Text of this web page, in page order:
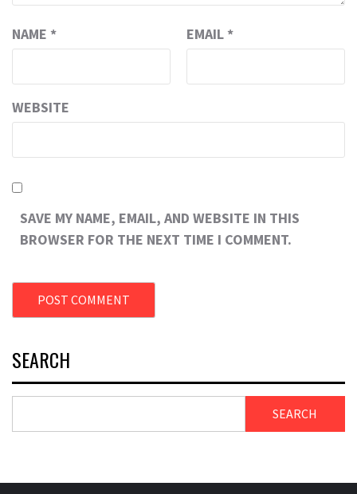
NAME * EMAIL *
WEBSITE
SAVE MY NAME, EMAIL, AND WEBSITE IN THIS
BROWSER FOR THE NEXT TIME I COMMENT.
SEARCH
SEARCH